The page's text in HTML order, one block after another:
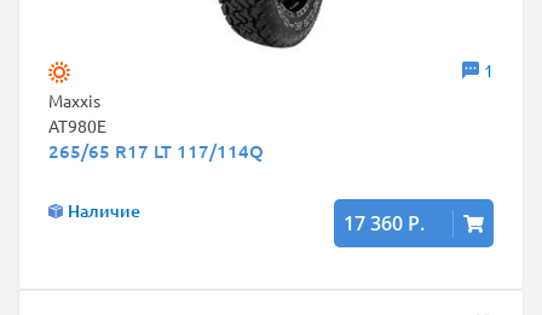
1
Maxxis
AT980E
265/65 R17 LT 117/114Q
Наличие 17 360 Р.